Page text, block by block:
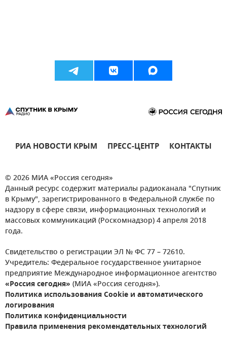
РИА НОВОСТИ КРЫМ ПРЕСС-ЦЕНТР КОНТАКТЫ
© 2026 МИА «Россия сегодня»
Данный ресурс содержит материалы радиоканала "Спутник
в Крыму", зарегистрированного в Федеральной службе по
надзору в сфере связи, информационных технологий и
массовых коммуникаций (Роскомнадзор) 4 апреля 2018
года.
Свидетельство о регистрации ЭЛ № ФС 77 – 72610.
Учредитель: Федеральное государственное унитарное
предприятие Международное информационное агентство
«Россия сегодня» (МИА «Россия сегодня»).
Политика использования Cookie и автоматического
логирования
Политика конфиденциальности
Правила применения рекомендательных технологий